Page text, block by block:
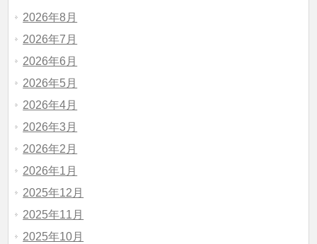
2026年8月
2026年7月
2026年6月
2026年5月
2026年4月
2026年3月
2026年2月
2026年1月
2025年12月
2025年11月
2025年10月